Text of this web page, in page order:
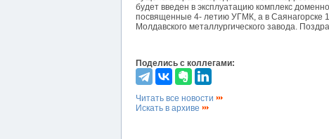
будет введен в эксплуатацию комплекс
посвященные 4- летию УГМК, а в Саянагорске
Молдавского металлургического завода.
Поделись с коллегами:
Читать все новости
Искать в архиве